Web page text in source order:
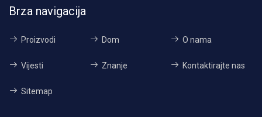
Brza navigacija
Proizvodi Dom O nama
Vijesti Znanje Kontaktirajte nas
Sitemap